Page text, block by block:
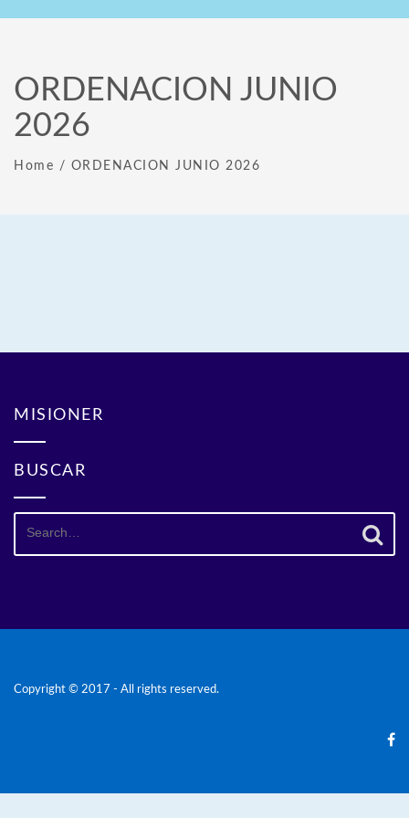
ORDENACION JUNIO
2026
Home / ORDENACION JUNIO 2026
MISIONER
BUSCAR
Search
Copyright © 2017 - All rights reserved.